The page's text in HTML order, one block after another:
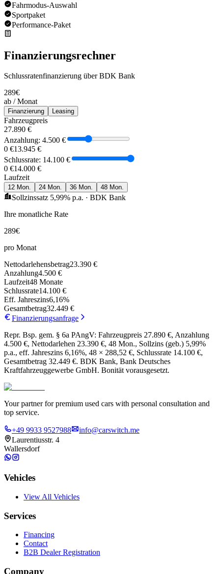
Fahrmodus-Auswahl
Sportpaket
Performance-Paket
Finanzierungsrechner
Schlussratenfinanzierung über BDK Bank
289€
ab / Monat
Finanzierung Leasing
Fahrzeugpreis
27.890 €
Anzahlung: 4.500 €
0 €13.945 €
Schlussrate: 14.100 €
0 €14.000 €
Laufzeit
12 Mon. 24 Mon. 36 Mon. 48 Mon.
Sollzinssatz 5,99% p.a. · BDK Bank
Ihre monatliche Rate
289€
pro Monat
Nettodarlehensbetrag23.390 €
Anzahlung4.500 €
Laufzeit48 Monate
Schlussrate14.100 €
Eff. Jahreszins6,16%
Gesamtbetrag32.449 €
Finanzierungsanfrage
Repr. Bsp. gem. § 6a PAngV: Fahrzeugpreis 27.890 €, Anzahlung
4.500 €, Nettodarlehen 23.390 €, 48 Mon., Sollzins (geb.) 5,99%
p.a., eff. Jahreszins 6,16%, 48 × 288,52 €, Schlussrate 14.100 €,
Gesamtbetrag 32.449 €. BDK Bank, Bank Deutsches
Kraftfahrzeuggewerbe GmbH. Bonität vorausgesetzt.
Your partner for premium used cars with personal consultation and
top service.
+49 9933 9527988
info@carswitch.me
Laurentiusstr. 4
Wallersdorf
Vehicles
View All Vehicles
Services
Financing
Contact
B2B Dealer Registration
Company